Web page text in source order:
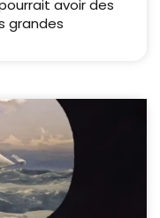
avoir des
grandes